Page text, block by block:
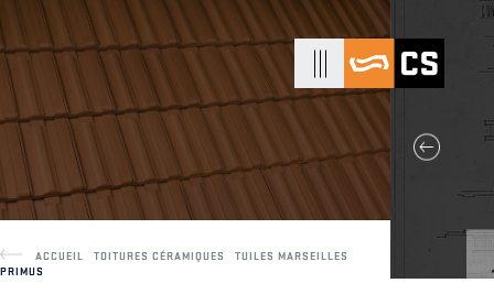
ACCUEIL TOITURES CÉRAMIQUES TUILES MARSEILLES
PRIMUS